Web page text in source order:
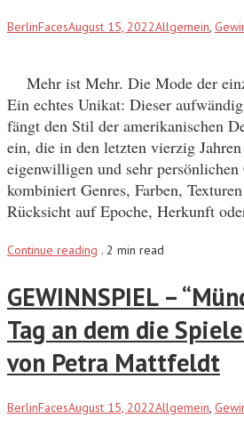
BerlinFacesAugust 15, 2022Allgemein,
Mehr ist Mehr. Die Mode der
Ein echtes Unikat: Dieser
fängt den Stil der amerikanischen
ein, die in den letzten vierzig
eigenwilligen und sehr
kombiniert Genres, Farben,
Rücksicht auf Epoche, Herkunft
Continue reading . 2 min read
GEWINNSPIEL –
Tag an dem die
von Petra Mattfeldt
BerlinFacesAugust 15, 2022Allgemein,